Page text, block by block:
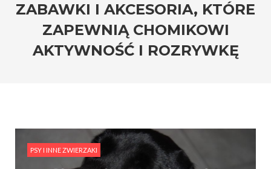
ZABAWKI I AKCESORIA, KTÓRE
ZAPEWNIĄ CHOMIKOWI
AKTYWNOŚĆ I ROZRYWKĘ
PSY I INNE ZWIERZAKI